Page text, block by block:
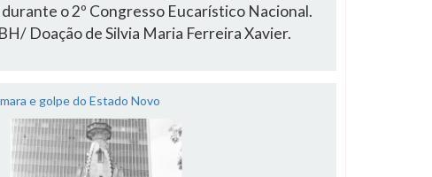
durante o 2º Congresso Eucarístico Nacional.
Doação de Silvia Maria Ferreira Xavier.
e golpe do Estado Novo